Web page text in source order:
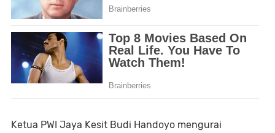
Ketua PWI Jaya Kesit Budi Handoyo mengurai